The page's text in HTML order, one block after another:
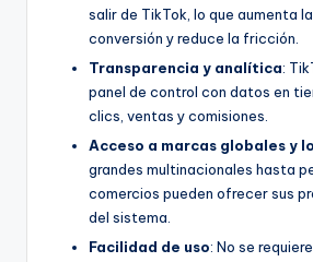
salir de TikTok, lo que aumenta
conversión y reduce la fricción.
Transparencia y analítica:
panel de control con datos en
clics, ventas y comisiones.
Acceso a marcas globales y
grandes multinacionales hasta
comercios pueden ofrecer sus
del sistema.
Facilidad de uso: No se